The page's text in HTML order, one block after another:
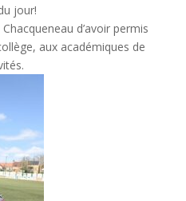
jour!
d’avoir permis
aux académiques de